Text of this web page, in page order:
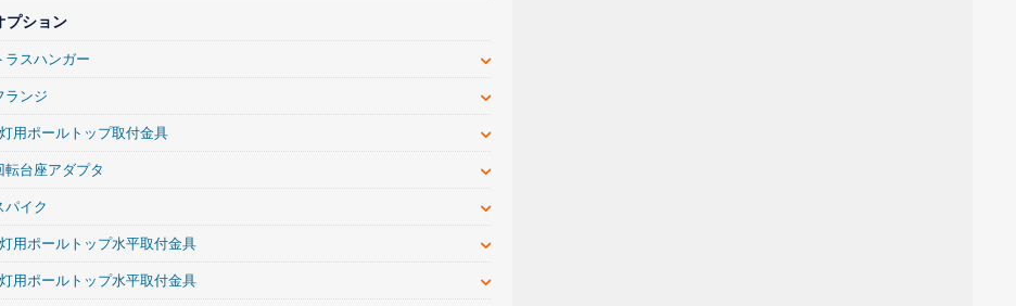
プション
ラスハンガー
ランジ
用ポールトップ取付金具
転台座アダプタ
パイク
用ポールトップ水平取付金具
用ポールトップ水平取付金具